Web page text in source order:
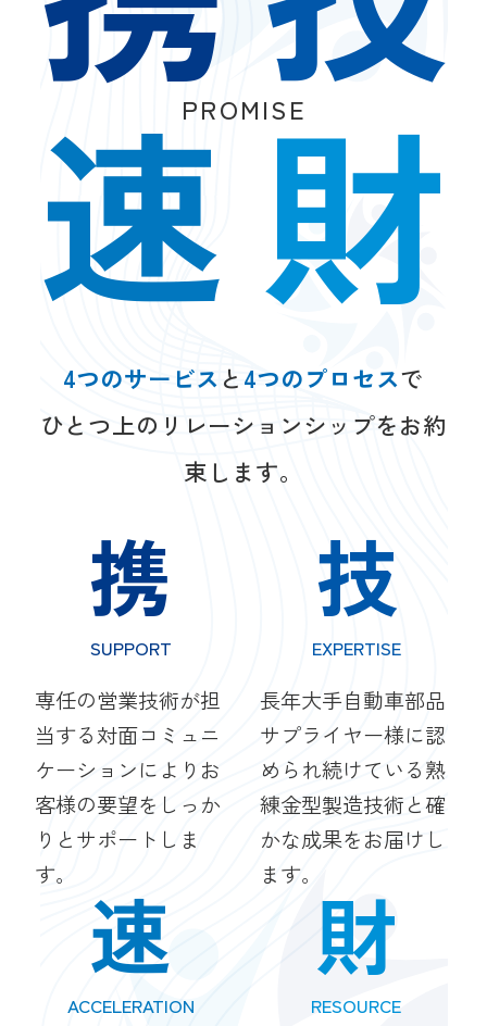
速財
PROMISE
4つのサービスと4つのプロセスで
ひとつ上のリレーションシップをお約
束します。
携
SUPPORT
専任の営業技術が担
当する対面コミュニ
ケーションによりお
客様の要望をしっか
りとサポートしま
す。
技
EXPERTISE
長年大手自動車部品
サプライヤー様に認
められ続けている熟
練金型製造技術と確
かな成果をお届けし
ます。
速
ACCELERATION
財
RESOURCE